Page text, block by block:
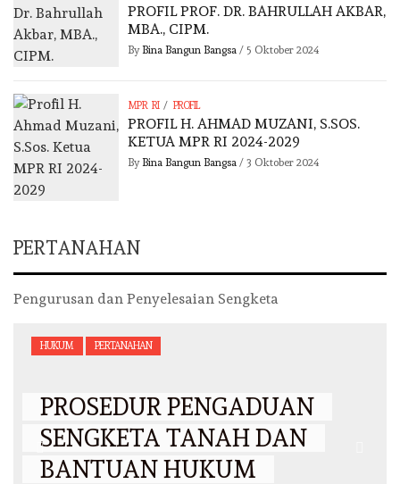
PROFIL PROF. DR. BAHRULLAH AKBAR,
MBA., CIPM.
By Bina Bangun Bangsa / 5 Oktober 2024
MPR RI / PROFIL
PROFIL H. AHMAD MUZANI, S.SOS.
KETUA MPR RI 2024-2029
By Bina Bangun Bangsa / 3 Oktober 2024
PERTANAHAN
Pengurusan dan Penyelesaian Sengketa
HUKUM PERTANAHAN
PROSEDUR PENGADUAN
SENGKETA TANAH DAN
BANTUAN HUKUM